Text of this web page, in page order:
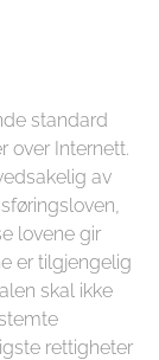
standard
over Internett.
av
lovene gir
er tilgjengelig
skal ikke
rettigheter